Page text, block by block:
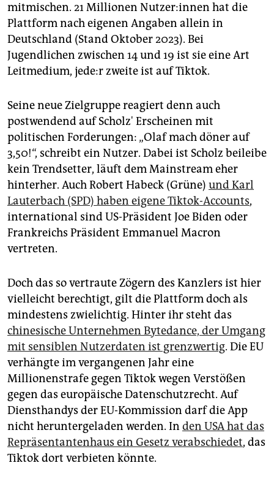
mitmischen. 21 Millionen Nut­ze­r:in­nen hat die
Plattform nach eigenen Angaben allein in
Deutschland (Stand Oktober 2023). Bei
Jugendlichen zwischen 14 und 19 ist sie eine Art
Leitmedium, je­de:r zweite ist auf Tiktok.
Seine neue Zielgruppe reagiert denn auch
postwendend auf Scholz' Erscheinen mit
politischen Forderungen: „Olaf mach döner auf
3,50!“, schreibt ein Nutzer. Dabei ist Scholz beileibe
kein Trendsetter, läuft dem Mainstream eher
hinterher. Auch Robert Habeck (Grüne) und Karl
Lauterbach (SPD) haben eigene Tiktok-Accounts,
international sind US-Präsident Joe Biden oder
Frankreichs Präsident Emmanuel Macron
vertreten.
Doch das so vertraute Zögern des Kanzlers ist hier
vielleicht berechtigt, gilt die Plattform doch als
mindestens zwielichtig. Hinter ihr steht das
chinesische Unternehmen Bytedance, der Umgang
mit sensiblen Nutzerdaten ist grenzwertig. Die EU
verhängte im vergangenen Jahr eine
Millionenstrafe gegen Tiktok wegen Verstößen
gegen das europäische Datenschutzrecht. Auf
Diensthandys der EU-Kommission darf die App
nicht heruntergeladen werden. In den USA hat das
Repräsentantenhaus ein Gesetz verabschiedet, das
Tiktok dort verbieten könnte.